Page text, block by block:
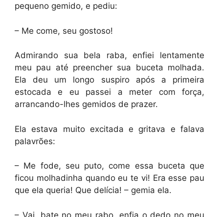
pequeno gemido, e pediu:
– Me come, seu gostoso!
Admirando sua bela raba, enfiei lentamente
meu pau até preencher sua buceta molhada.
Ela deu um longo suspiro após a primeira
estocada e eu passei a meter com força,
arrancando-lhes gemidos de prazer.
Ela estava muito excitada e gritava e falava
palavrões:
– Me fode, seu puto, come essa buceta que
ficou molhadinha quando eu te vi! Era esse pau
que ela queria! Que delícia! – gemia ela.
– Vai, bate no meu rabo, enfia o dedo no meu